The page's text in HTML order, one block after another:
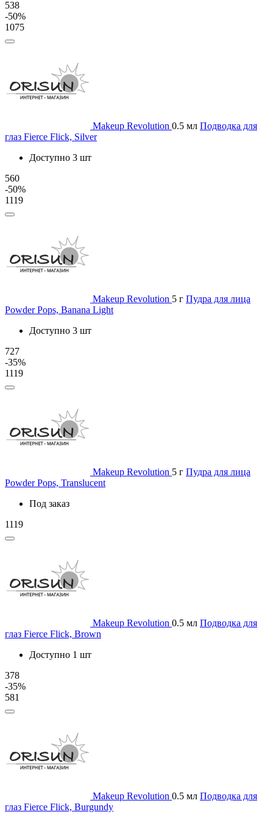
538
-50%
1075
Makeup Revolution 0.5 мл Подводка для
глаз Fierce Flick, Silver
Доступно 3 шт
560
-50%
1119
Makeup Revolution 5 г Пудра для лица
Powder Pops, Banana Light
Доступно 3 шт
727
-35%
1119
Makeup Revolution 5 г Пудра для лица
Powder Pops, Translucent
Под заказ
1119
Makeup Revolution 0.5 мл Подводка для
глаз Fierce Flick, Brown
Доступно 1 шт
378
-35%
581
Makeup Revolution 0.5 мл Подводка для
глаз Fierce Flick, Burgundy